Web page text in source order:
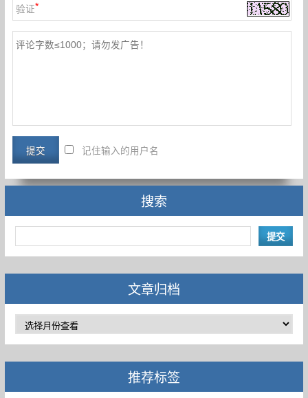
验证*
记住输入的用户名
搜索
文章归档
推荐标签